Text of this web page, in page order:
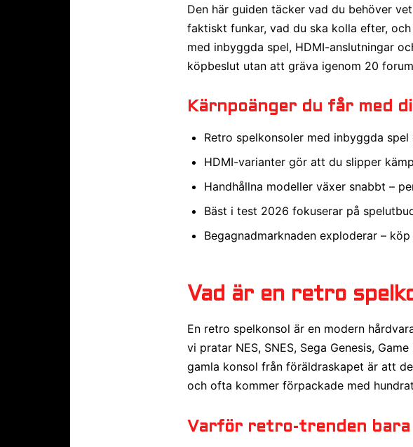
Den här guiden täcker vad du behöver
faktiskt funkar, vad du ska kolla efter,
med inbyggda spel, HDMI-anslutningar
köpbeslut utan att gräva igenom 20
Kärnpoänger du får med
Retro spelkonsoler med inbyggda
HDMI-varianter gör att du slipper
Handhållna modeller växer snabbt –
Bäst i test 2026 fokuserar på
Begagnadmarknaden exploderar –
Vad är en retro
En retro spelkonsol är en modern
vi pratar NES, SNES, Sega Genesis,
gamla konsol från föräldraskapet är att
och ofta kommer förpackade med
Varför retro-trenden bara